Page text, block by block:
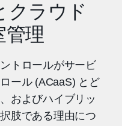
クラウド
管理
トロールがサービ
ール (ACaaS) とど
およびハイブリッ
肢である理由につ